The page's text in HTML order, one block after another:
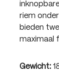
riem
bieden
maximaal
Gewicht: